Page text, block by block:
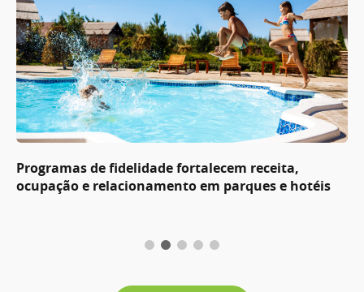
Programas de fidelidade fortalecem receita,
ocupação e relacionamento em parques e hotéis